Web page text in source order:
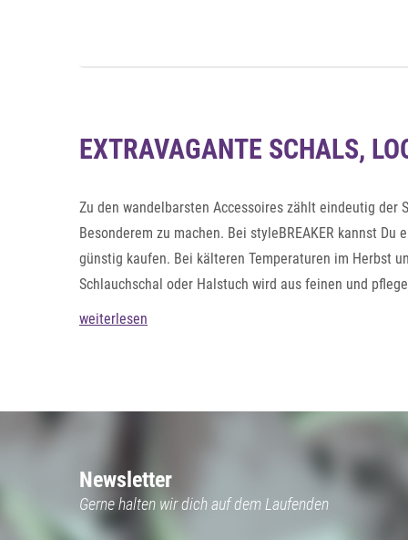
EXTRAVAGANTE SCHALS,
Zu den wandelbarsten Accessoires zählt eindeutig der
Besonderem zu machen. Bei styleBREAKER kannst
günstig kaufen. Bei kälteren Temperaturen im Herbst
Schlauchschal oder Halstuch wird aus feinen und
sie durch ihre topmodischen Designs ein richtiger
weiterlesen
Newsletter
Gerne halten wir dich auf dem Laufenden